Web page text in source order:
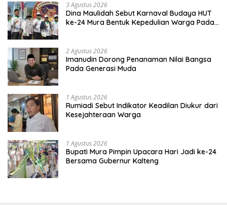
3 Agustus 2026
Dina Maulidah Sebut Karnaval Budaya HUT
ke-24 Mura Bentuk Kepedulian Warga Pada
2 Agustus 2026
Imanudin Dorong Penanaman Nilai Bangsa
Pada Generasi Muda
1 Agustus 2026
Rumiadi Sebut Indikator Keadilan Diukur dari
Kesejahteraan Warga
1 Agustus 2026
Bupati Mura Pimpin Upacara Hari Jadi ke-24
Bersama Gubernur Kalteng